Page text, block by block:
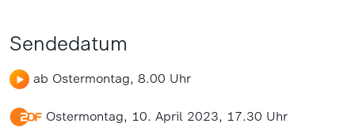
Sendedatum
ab Ostermontag, 8.00 Uhr
Ostermontag, 10. April 2023, 17.30 Uhr